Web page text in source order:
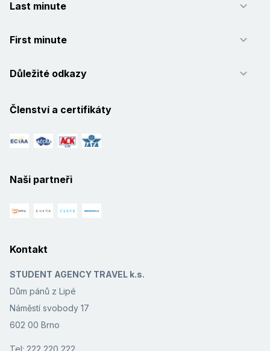
Last minute
First minute
Důležité odkazy
Členství a certifikáty
Naši partneři
Kontakt
STUDENT AGENCY TRAVEL k.s.
Dům pánů z Lipé
Náměstí svobody 17
602 00 Brno